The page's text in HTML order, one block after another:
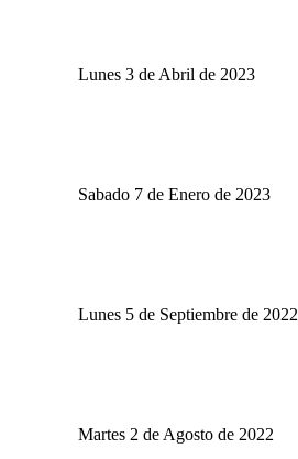
Lunes 3 de Abril de 2023
Sabado 7 de Enero de 2023
Lunes 5 de Septiembre de 2022
Martes 2 de Agosto de 2022